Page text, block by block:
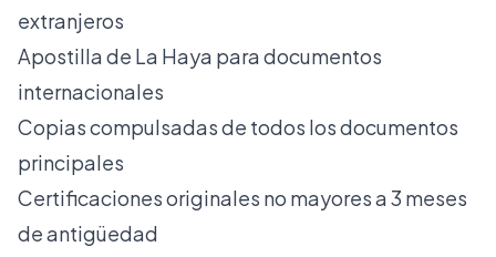
extranjeros
Apostilla de La Haya para documentos
internacionales
Copias compulsadas de todos los documentos
principales
Certificaciones originales no mayores a 3 meses
de antigüedad